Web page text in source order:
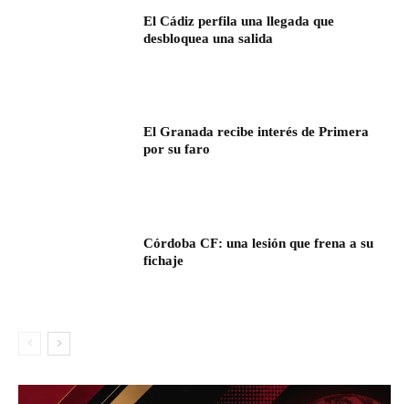
El Cádiz perfila una llegada que
desbloquea una salida
El Granada recibe interés de Primera
por su faro
Córdoba CF: una lesión que frena a su
fichaje